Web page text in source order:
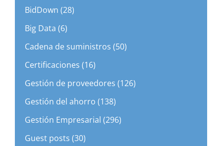
BidDown (28)
Big Data (6)
Cadena de suministros (50)
Certificaciones (16)
Gestión de proveedores (126)
Gestión del ahorro (138)
Gestión Empresarial (296)
Guest posts (30)